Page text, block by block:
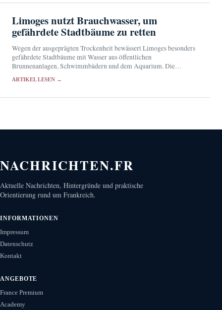
Limoges nutzt Brauchwasser, um
gefährdete Stadtbäume zu retten
Wegen der ausgeprägten Trockenheit bewässert Limoges besonders
gefährdete Stadtbäume mit Wasser aus öffentlichen
Brunnenanlagen, Schwimmbädern und dem Aquarium. Die
ARTIKEL LESEN →
NACHRICHTEN.FR
Aktuelle Nachrichten, Hintergründe und praktische
Orientierung rund um Frankreich.
INFORMATIONEN
Impressum
Datenschutz
Kontakt
ANGEBOTE
France Premium
Academy